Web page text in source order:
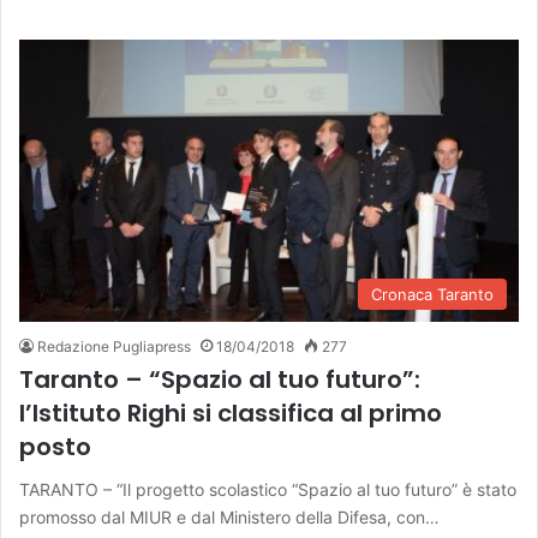
Cronaca Taranto
Redazione Pugliapress 18/04/2018 277
Taranto – “Spazio al tuo futuro”:
l’Istituto Righi si classifica al primo
posto
TARANTO – “Il progetto scolastico “Spazio al tuo futuro” è stato
promosso dal MIUR e dal Ministero della Difesa, con…